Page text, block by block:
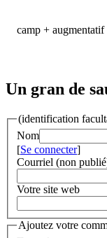
camp + augmentatif
Un gran de
(identification
Nom
[Se connecter]
Courriel (non
Votre site web
Ajoutez votre